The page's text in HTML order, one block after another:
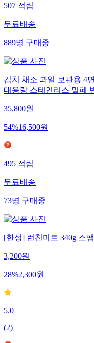
507적립
무료배송
889명구매중
김치 채소 과일 보관용 4
대용량 스테인리스 밀폐
35,800원
54%16,500원
495적립
무료배송
73명구매중
[한성] 런천미트 340g 스
3,200원
28%2,300원
5.0
(2)